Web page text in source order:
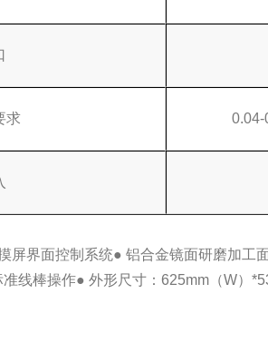
求 0.04-
屏界面控制系统● 铝合金镜面研磨加工
线棒操作● 外形尺寸：625mm（W）